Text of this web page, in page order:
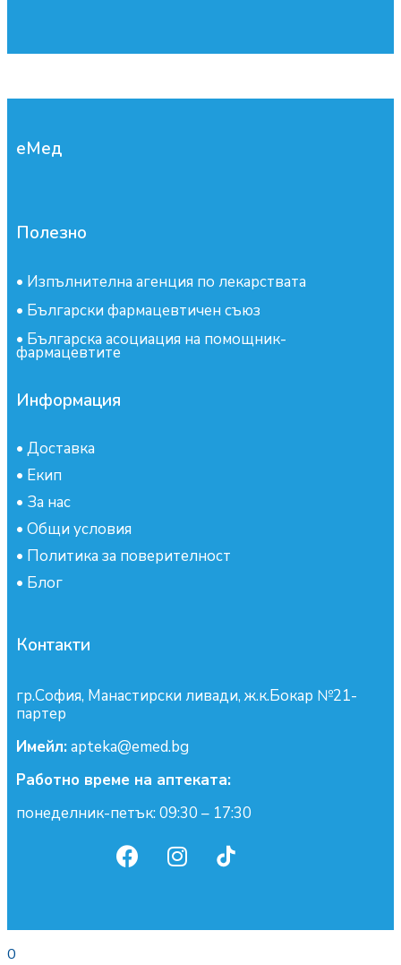
еМед
Полезно
• Изпълнителна агенция по лекарствата
• Български фармацевтичен съюз
• Българска асоциация на помощник-
фармацевтите
Информация
• Доставка
• Екип
• За нас
• Общи условия
• Политика за поверителност
• Блог
Контакти
гр.София, Манастирски ливади, ж.к.Бокар №21-
партер
Имейл:apteka@emed.bg
Работно време на аптеката:
понеделник-петък: 09:30 – 17:30
0